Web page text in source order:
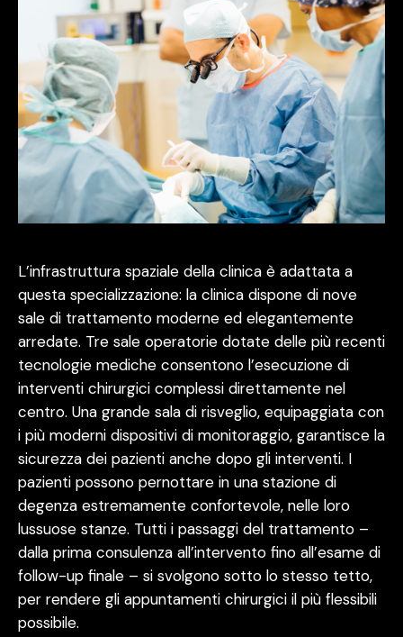
L’infrastruttura spaziale della clinica è adattata a
questa specializzazione: la clinica dispone di nove
sale di trattamento moderne ed elegantemente
arredate. Tre sale operatorie dotate delle più recenti
tecnologie mediche consentono l’esecuzione di
interventi chirurgici complessi direttamente nel
centro. Una grande sala di risveglio, equipaggiata con
i più moderni dispositivi di monitoraggio, garantisce la
sicurezza dei pazienti anche dopo gli interventi. I
pazienti possono pernottare in una stazione di
degenza estremamente confortevole, nelle loro
lussuose stanze. Tutti i passaggi del trattamento –
dalla prima consulenza all’intervento fino all’esame di
follow-up finale – si svolgono sotto lo stesso tetto,
per rendere gli appuntamenti chirurgici il più flessibili
possibile.